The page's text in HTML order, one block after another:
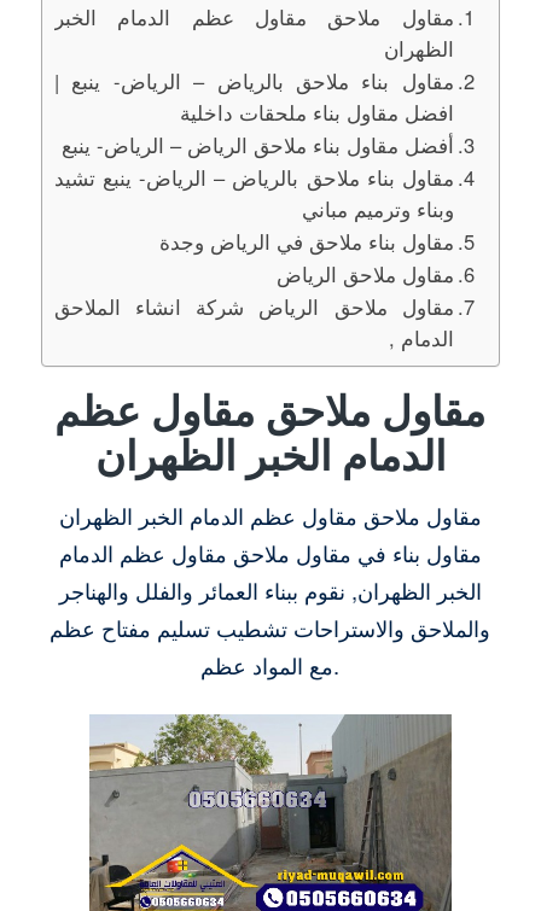
مقاول ملاحق مقاول عظم الدمام الخبر
الظهران
مقاول بناء ملاحق بالرياض – الرياض- ينبع |
افضل مقاول بناء ملحقات داخلية
أفضل مقاول بناء ملاحق الرياض – الرياض- ينبع
مقاول بناء ملاحق بالرياض – الرياض- ينبع تشيد
وبناء وترميم مباني
مقاول بناء ملاحق في الرياض وجدة
مقاول ملاحق الرياض
مقاول ملاحق الرياض شركة انشاء الملاحق
الدمام ,
مقاول ملاحق مقاول عظم
الدمام الخبر الظهران
مقاول ملاحق مقاول عظم الدمام الخبر الظهران
مقاول بناء في مقاول ملاحق مقاول عظم الدمام
الخبر الظهران, نقوم ببناء العمائر والفلل والهناجر
والملاحق والاستراحات تشطيب تسليم مفتاح عظم
مع المواد عظم.